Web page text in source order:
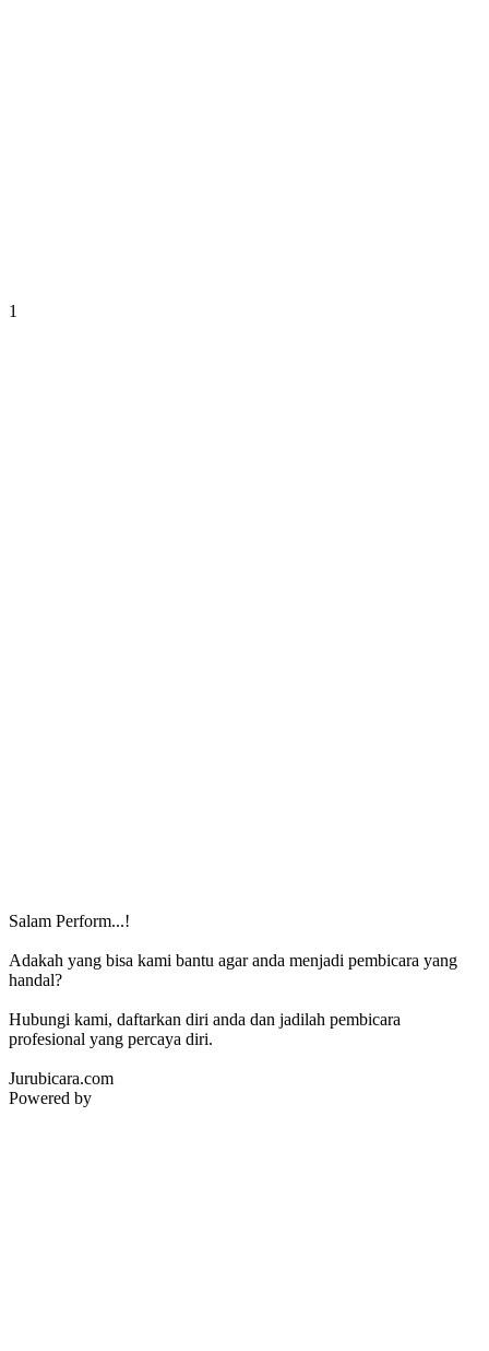
1
Salam Perform...!
Adakah yang bisa kami bantu agar anda menjadi pembicara yang
handal?
Hubungi kami, daftarkan diri anda dan jadilah pembicara
profesional yang percaya diri.
Jurubicara.com
Powered by